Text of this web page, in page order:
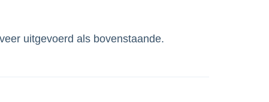
uitgevoerd als bovenstaande.